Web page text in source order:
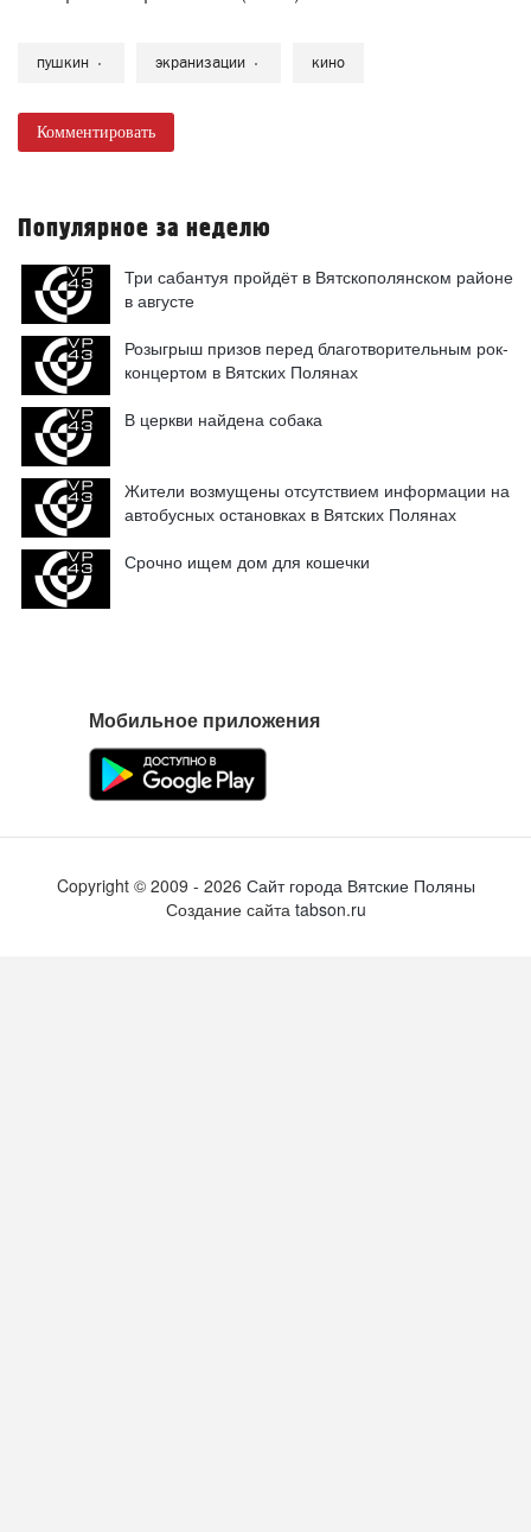
пушкин экранизации кино
Комментировать
Популярное за неделю
Три сабантуя пройдёт в Вятскополянском районе
в августе
Розыгрыш призов перед благотворительным рок-
концертом в Вятских Полянах
В церкви найдена собака
Жители возмущены отсутствием информации на
автобусных остановках в Вятских Полянах
Срочно ищем дом для кошечки
Мобильное приложения
Copyright © 2009 - 2026 Сайт города Вятские Поляны
Создание сайта tabson.ru